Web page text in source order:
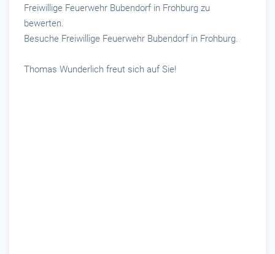
Freiwillige Feuerwehr Bubendorf in Frohburg zu
bewerten.
Besuche Freiwillige Feuerwehr Bubendorf in Frohburg.
Thomas Wunderlich freut sich auf Sie!